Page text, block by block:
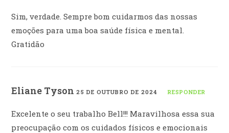
Sim, verdade. Sempre bom cuidarmos das nossas
emoções para uma boa saúde física e mental.
Gratidão
Eliane Tyson25 DE OUTUBRO DE 2024 RESPONDER
Excelente o seu trabalho Bell!!! Maravilhosa essa sua
preocupação com os cuidados físicos e emocionais